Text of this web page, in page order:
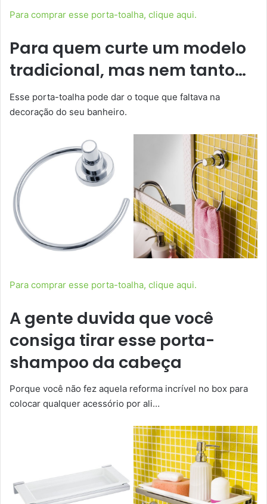
Para comprar esse porta-toalha, clique aqui.
Para quem curte um modelo
tradicional, mas nem tanto…
Esse porta-toalha pode dar o toque que faltava na
decoração do seu banheiro.
Para comprar esse porta-toalha, clique aqui.
A gente duvida que você
consiga tirar esse porta-
shampoo da cabeça
Porque você não fez aquela reforma incrível no box para
colocar qualquer acessório por ali…